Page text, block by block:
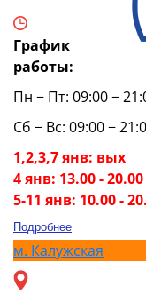
График
работы:
Пн − Пт: 09:00 −
Сб − Вс: 09:00 −
1,2,3,7 янв: вых
4 янв: 13.00 - 20.00
5-11 янв: 10.00 -
Подробнее
м. Калужская